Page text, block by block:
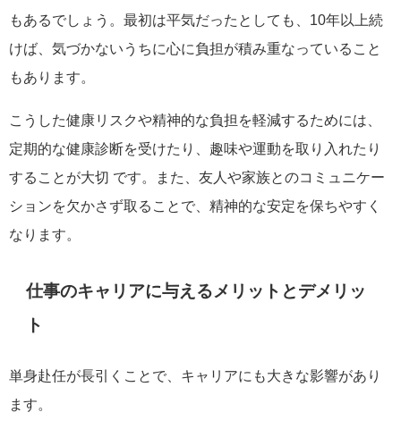
もあるでしょう。最初は平気だったとしても、10年以上続
けば、気づかないうちに心に負担が積み重なっていること
もあります。
こうした健康リスクや精神的な負担を軽減するためには、
定期的な健康診断を受けたり、趣味や運動を取り入れたり
することが大切 です。また、友人や家族とのコミュニケー
ションを欠かさず取ることで、精神的な安定を保ちやすく
なります。
仕事のキャリアに与えるメリットとデメリッ
ト
単身赴任が長引くことで、キャリアにも大きな影響があり
ます。